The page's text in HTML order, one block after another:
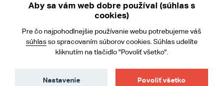
Obchodné podmienky
Ochrana osobných údajov
Aby sa vám web dobre používal (súhlas s
cookies)
Pre čo najpohodlnejšie používanie webu potrebujeme váš
súhlasso spracovaním súborov cookies. Súhlas udelíte
kliknutím na tlačidlo "Povoliť všetko".
Povoliť všetko
Nastavenie